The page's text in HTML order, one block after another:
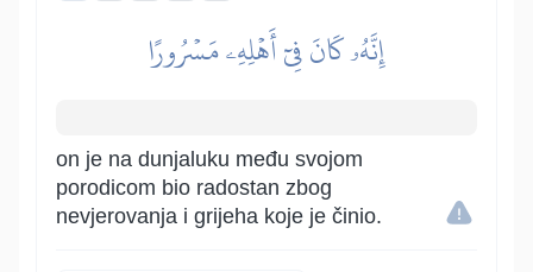
إِنَّهُۥ كَانَ فِيٓ أَهۡلِهِۦ مَسۡرُورًا
on je na dunjaluku među svojom
porodicom bio radostan zbog
nevjerovanja i grijeha koje je činio.